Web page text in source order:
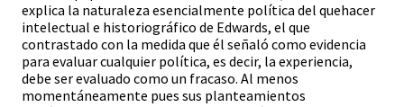
explica la naturaleza esencialmente política del quehacer
intelectual e historiográfico de Edwards, el que
contrastado con la medida que él señaló como evidencia
para evaluar cualquier política, es decir, la experiencia,
debe ser evaluado como un fracaso. Al menos
momentáneamente pues sus planteamientos